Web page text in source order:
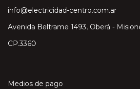
info@electricidad-centro.com.ar
Avenida Beltrame 1493, Oberá -
CP.3360
Medios de pago